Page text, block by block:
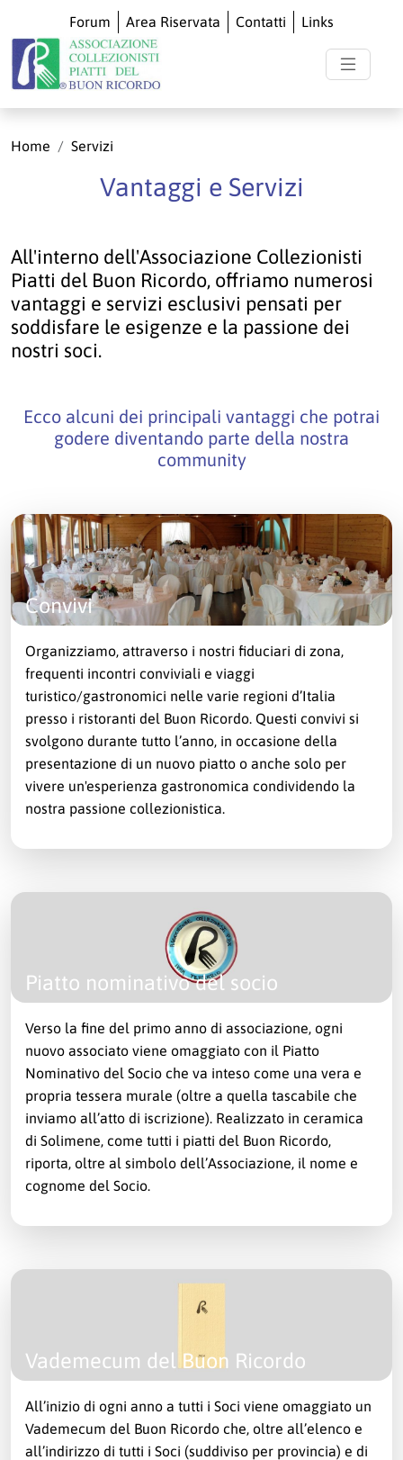
Forum Area Riservata Contatti Links
Home Servizi
Vantaggi e Servizi
All'interno dell'Associazione Collezionisti
Piatti del Buon Ricordo, offriamo numerosi
vantaggi e servizi esclusivi pensati per
soddisfare le esigenze e la passione dei
nostri soci.
Ecco alcuni dei principali vantaggi che potrai
godere diventando parte della nostra
community
Convivi
Organizziamo, attraverso i nostri fiduciari di zona,
frequenti incontri conviviali e viaggi
turistico/gastronomici nelle varie regioni d’Italia
presso i ristoranti del Buon Ricordo. Questi convivi si
svolgono durante tutto l’anno, in occasione della
presentazione di un nuovo piatto o anche solo per
vivere un'esperienza gastronomica condividendo la
nostra passione collezionistica.
Piatto nominativo del socio
Verso la fine del primo anno di associazione, ogni
nuovo associato viene omaggiato con il Piatto
Nominativo del Socio che va inteso come una vera e
propria tessera murale (oltre a quella tascabile che
inviamo all’atto di iscrizione). Realizzato in ceramica
di Solimene, come tutti i piatti del Buon Ricordo,
riporta, oltre al simbolo dell’Associazione, il nome e
cognome del Socio.
Vademecum del Buon Ricordo
All’inizio di ogni anno a tutti i Soci viene omaggiato un
Vademecum del Buon Ricordo che, oltre all’elenco e
all’indirizzo di tutti i Soci (suddiviso per provincia) e di